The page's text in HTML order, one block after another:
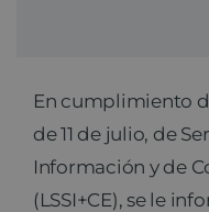
Categorías
Información técnica
En cumplimiento
de 11 de julio, de
Información y de
(LSSI+CE), se le